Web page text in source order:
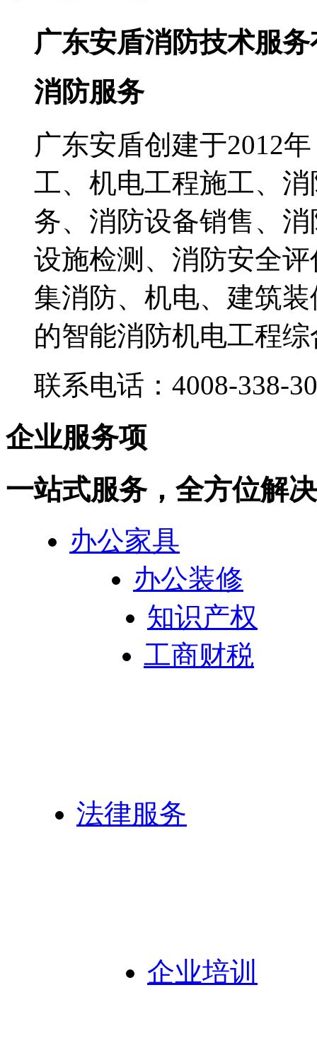
广东安盾消防技术服
消防服务
广东安盾创建于2012
工、机电工程施工、
务、消防设备销售、
设施检测、消防安全
集消防、机电、建筑
的智能消防机电工程
联系电话：4008-338-
企业服务项
一站式服务，全方位解
办公家具
办公装修
知识产权
工商财税
法律服务
企业培训